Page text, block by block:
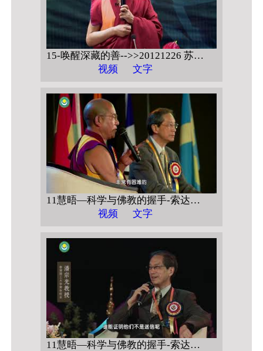
15-唤醒深藏的善-->>20121226 苏州科技学院 【心灵绿化与幸福人生 问答】
视频
文字
11慧晤—科学与佛教的握手-索达吉堪布对话潘宗光教授-->>科学的佛教的握手 访谈1 宗教需要智慧，科学需要慈悲
视频
文字
11慧晤—科学与佛教的握手-索达吉堪布对话潘宗光教授-->>科学的佛教的握手 访谈2 能否用科学证明佛教？